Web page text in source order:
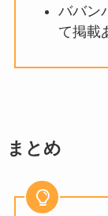
ババン
て掲載
まとめ